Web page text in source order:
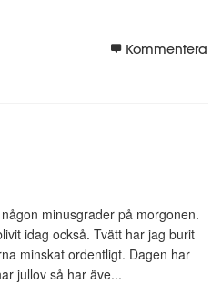
Kommentera
minusgrader på morgonen.
idag också. Tvätt har jag burit
minskat ordentligt. Dagen har
jullov så har äve...